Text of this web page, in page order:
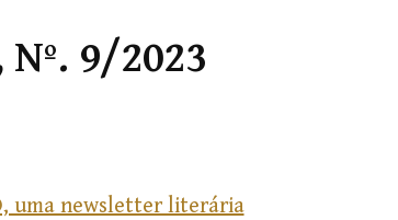
Nº. 9/2023
uma newsletter literária